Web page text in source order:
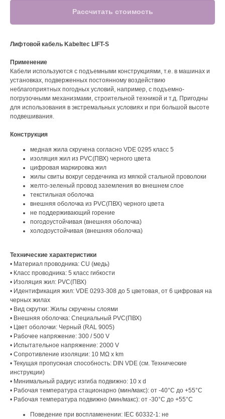
Рассчитать стоимость
Лифтовой кабель Kabeltec LIFT-S
Применение
Кабели используются с подъемными конструкциями, т.е. в машинах и
установках, подверженных постоянному воздействию
неблагоприятных погодных условий, например, с подъемно-
погрузочными механизмами, строительной техникой и т.д. Пригодны
для использования в экстремальных условиях и при большой высоте
подвешивания.
Конструкция
медная жила скручена согласно VDE 0295 класс 5
изоляция жил из PVC(ПВХ) черного цвета
цифровая маркировка жил
жилы свиты вокруг сердечника из мягкой стальной проволоки
желто-зеленый провод заземления во внешнем слое
текстильная оболочка
внешняя оболочка из PVC(ПВХ) черного цвета
не поддерживающий горение
погодоустойчивая (внешняя оболочка)
холодоустойчивая (внешняя оболочка)
Технические характеристики
• Материал проводника: CU (медь)
• Класс проводника: 5 класс гибкости
• Изоляция жил: PVC(ПВХ)
• Идентификация жил: VDE 0293-308 до 5 цветовая, от 6 цифровая на
черных жилах
• Вид скрутки: Жилы скручены слоями
• Внешняя оболочка: Специальный PVC(ПВХ)
• Цвет оболочки: Черный (RAL 9005)
• Рабочее напряжение: 300 / 500 V
• Испытательное напряжение: 2000 V
• Сопротивление изоляции: 10 MΩ x km
• Текущая пропускная способность: DIN VDE (см. Технические
инструкции)
• Минимальный радиус изгиба подвижно: 10 x d
• Рабочая температура стационарно (мин/макс): от -40°C до +55°C
• Рабочая температура подвижно (мин/макс): от -30°C до +55°C
Поведение при воспламенении: IEC 60332-1: не